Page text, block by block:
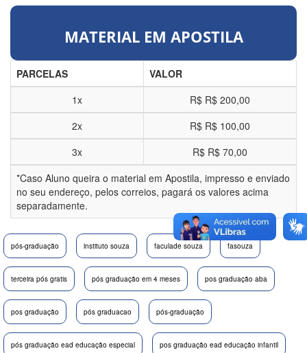
MATERIAL EM APOSTILA
PARCELAS
VALOR
1x
R$ R$ 200,00
2x
R$ R$ 100,00
3x
R$ R$ 70,00
*Caso Aluno queira o material em Apostila, impresso e enviado
no seu endereço, pelos correios, pagará os valores acima
separadamente.
pós-graduação instituto souza faculade souza fasouza
terceira pós gratis pós graduação em 4 meses pos graduação aba
pos graduação pós graduacao pós-graduação
pós graduação ead educação especial pos graduação ead educação infantil